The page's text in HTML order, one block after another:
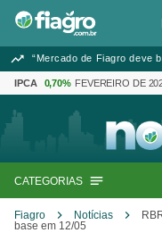
“Mercado de Fiagro deve
IPCA 0,70% FEVEREIRO DE
CATEGORIAS
Fiagro Notícias
base em 12/05